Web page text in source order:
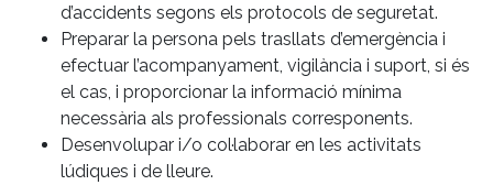
d’accidents segons els protocols de seguretat.
Preparar la persona pels trasllats d’emergència i
efectuar l’acompanyament, vigilància i suport, si és
el cas, i proporcionar la informació mínima
necessària als professionals corresponents.
Desenvolupar i/o col·laborar en les activitats
lúdiques i de lleure.